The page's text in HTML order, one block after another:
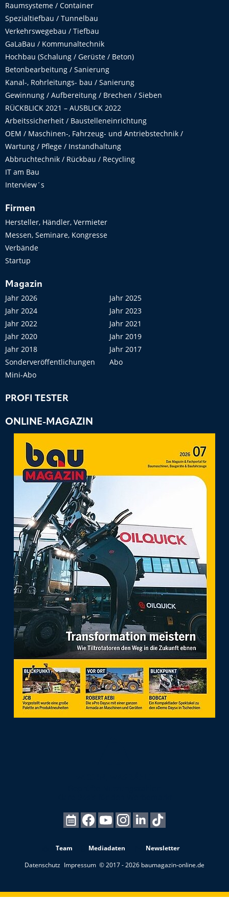
Raumsysteme / Container
Spezialtiefbau / Tunnelbau
Verkehrswegebau / Tiefbau
GaLaBau / Kommunaltechnik
Hochbau (Schalung / Gerüste / Beton)
Betonbearbeitung / Sanierung
Kanal-, Rohrleitungs- bau / Sanierung
Gewinnung / Aufbereitung / Brechen / Sieben
RÜCKBLICK 2021 – AUSBLICK 2022
Arbeitssicherheit / Baustelleneinrichtung
OEM / Maschinen-, Fahrzeug- und Antriebstechnik /
Wartung / Pflege / Instandhaltung
Abbruchtechnik / Rückbau / Recycling
IT am Bau
Interview´s
Firmen
Hersteller, Händler, Vermieter
Messen, Seminare, Kongresse
Verbände
Startup
Magazin
Jahr 2026
Jahr 2025
Jahr 2024
Jahr 2023
Jahr 2022
Jahr 2021
Jahr 2020
Jahr 2019
Jahr 2018
Jahr 2017
Sonderveröffentlichungen
Abo
Mini-Abo
PROFI TESTER
ONLINE-MAGAZIN
Team Mediadaten
Newsletter
Datenschutz Impressum © 2017 - 2026 baumagazin-online.de